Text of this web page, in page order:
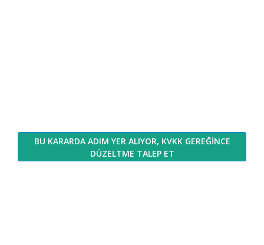
BU KARARDA ADIM YER ALIYOR, KVKK GEREĞİNCE
DÜZELTME TALEP ET